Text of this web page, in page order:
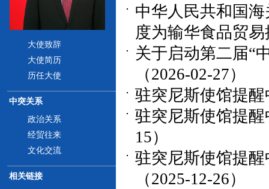
大使致辞
大使简历
历任大使
中突关系
政治关系
经贸往来
文化交流
相关链接
中华人民共和国
度为输华食品贸
关于启动第二届“
（2026-02-27）
驻突尼斯使馆提
驻突尼斯使馆提
15）
驻突尼斯使馆提
（2025-12-26）